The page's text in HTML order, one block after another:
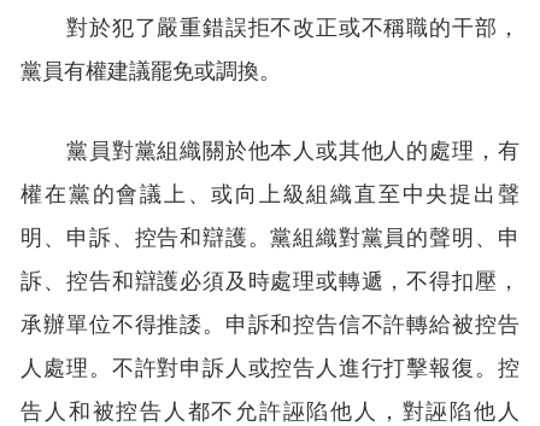
對於犯了嚴重錯誤拒不改正或不稱職的干部，
黨員有權建議罷免或調換。
黨員對黨組織關於他本人或其他人的處理，有
權在黨的會議上、或向上級組織直至中央提出聲
明、申訴、控告和辯護。黨組織對黨員的聲明、申
訴、控告和辯護必須及時處理或轉遞，不得扣壓，
承辦單位不得推諉。申訴和控告信不許轉給被控告
人處理。不許對申訴人或控告人進行打擊報復。控
告人和被控告人都不允許誣陷他人，對誣陷他人